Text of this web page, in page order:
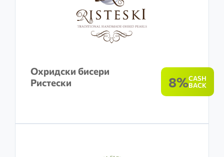
8%CASH
BACK
Охридски бисери
Ристески